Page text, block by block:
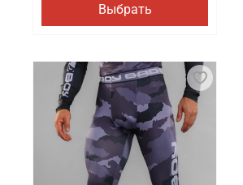
Выбрать